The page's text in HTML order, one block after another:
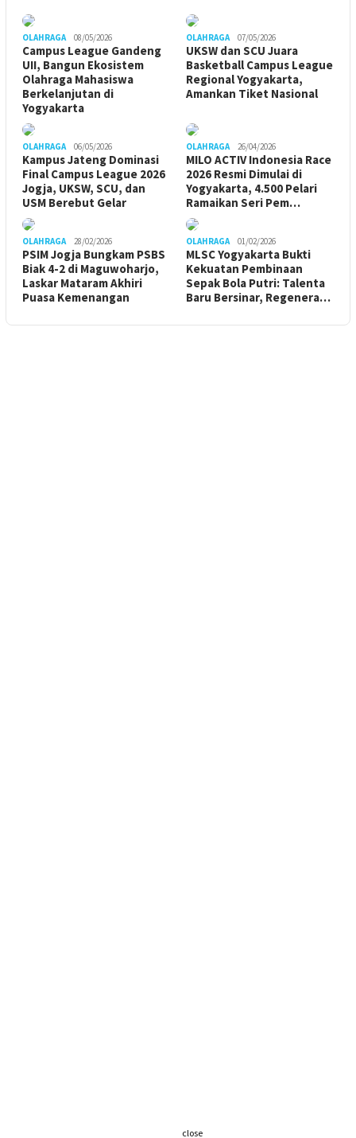
OLAHRAGA 08/05/2026
Campus League Gandeng
UII, Bangun Ekosistem
Olahraga Mahasiswa
Berkelanjutan di
Yogyakarta
OLAHRAGA 07/05/2026
UKSW dan SCU Juara
Basketball Campus League
Regional Yogyakarta,
Amankan Tiket Nasional
OLAHRAGA 06/05/2026
Kampus Jateng Dominasi
Final Campus League 2026
Jogja, UKSW, SCU, dan
USM Berebut Gelar
OLAHRAGA 26/04/2026
MILO ACTIV Indonesia Race
2026 Resmi Dimulai di
Yogyakarta, 4.500 Pelari
Ramaikan Seri Pem…
OLAHRAGA 28/02/2026
PSIM Jogja Bungkam PSBS
Biak 4-2 di Maguwoharjo,
Laskar Mataram Akhiri
Puasa Kemenangan
OLAHRAGA 01/02/2026
MLSC Yogyakarta Bukti
Kekuatan Pembinaan
Sepak Bola Putri: Talenta
Baru Bersinar, Regenera…
close